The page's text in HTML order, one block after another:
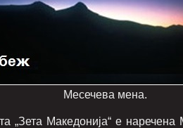
мена.
„Зета Македонија“ е